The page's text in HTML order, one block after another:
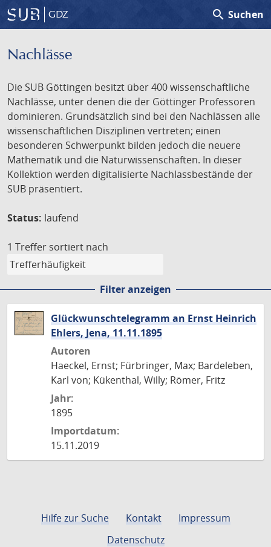
GDZ search Suchen
Nachlässe
Die SUB Göttingen besitzt über 400 wissenschaftliche
Nachlässe, unter denen die der Göttinger Professoren
dominieren. Grundsätzlich sind bei den Nachlässen alle
wissenschaftlichen Disziplinen vertreten; einen
besonderen Schwerpunkt bilden jedoch die neuere
Mathematik und die Naturwissenschaften. In dieser
Kollektion werden digitalisierte Nachlassbestände der
SUB präsentiert.
Status: laufend
1 Treffer sortiert nach
Filter anzeigen
Glückwunschtelegramm an Ernst Heinrich
Ehlers, Jena, 11.11.1895
Autoren
Haeckel, Ernst; Fürbringer, Max; Bardeleben,
Karl von; Kükenthal, Willy; Römer, Fritz
Jahr:
1895
Importdatum:
15.11.2019
Hilfe zur Suche Kontakt
Impressum
Datenschutz